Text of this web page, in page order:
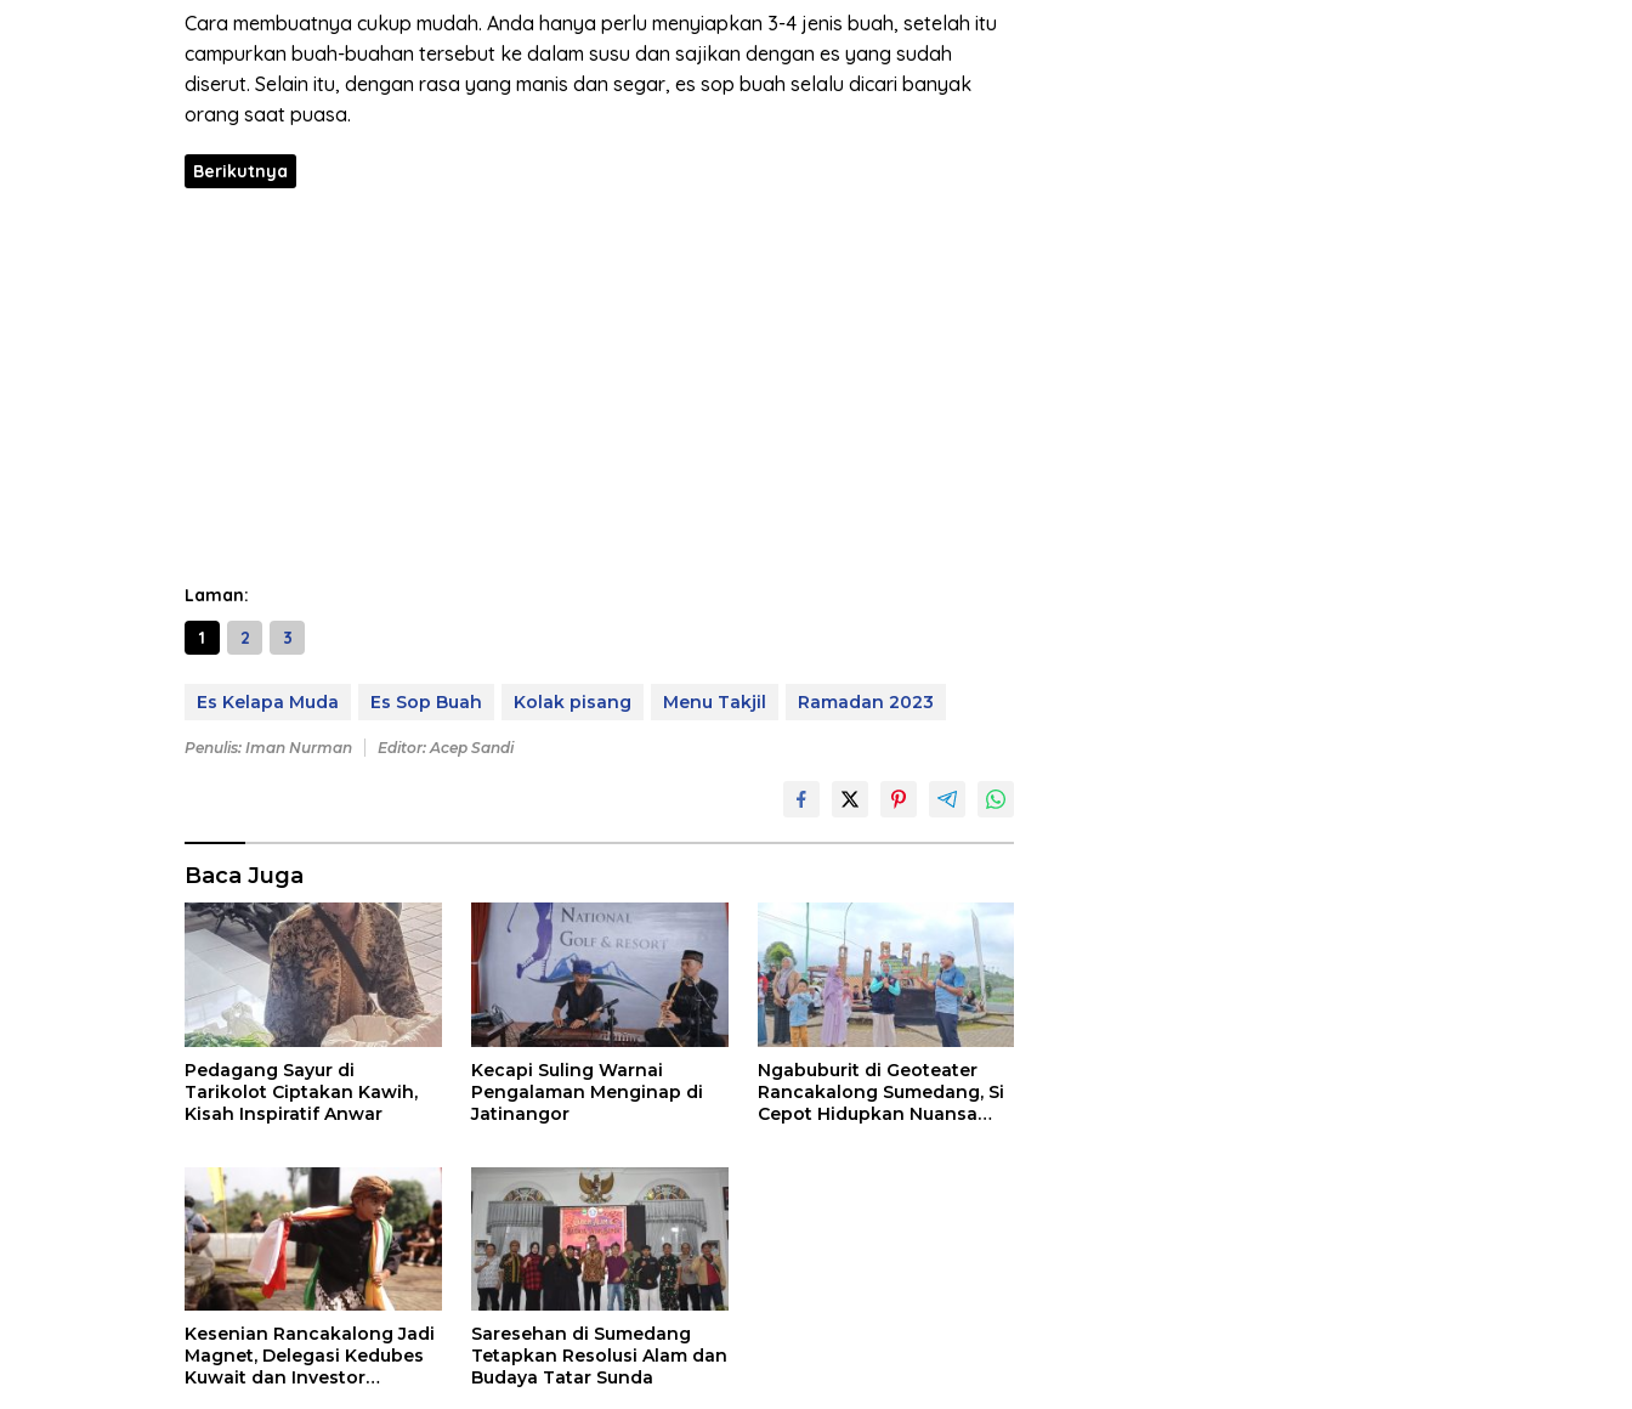
Cara membuatnya cukup mudah. Anda hanya perlu menyiapkan 3-4 jenis buah, setelah itu
campurkan buah-buahan tersebut ke dalam susu dan sajikan dengan es yang sudah
diserut. Selain itu, dengan rasa yang manis dan segar, es sop buah selalu dicari banyak
orang saat puasa.
Berikutnya
Laman:
1
2 3
Es Kelapa Muda Es Sop Buah Kolak pisang Menu Takjil Ramadan 2023
Penulis: Iman Nurman Editor: Acep Sandi
Baca Juga
Pedagang Sayur di
Tarikolot Ciptakan Kawih,
Kisah Inspiratif Anwar
Kecapi Suling Warnai
Pengalaman Menginap di
Jatinangor
Ngabuburit di Geoteater
Rancakalong Sumedang, Si
Cepot Hidupkan Nuansa
Kesenian Rancakalong Jadi
Magnet, Delegasi Kedubes
Kuwait dan Investor
Saresehan di Sumedang
Tetapkan Resolusi Alam dan
Budaya Tatar Sunda